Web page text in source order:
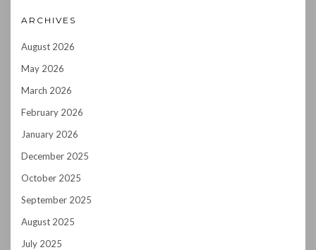
ARCHIVES
August 2026
May 2026
March 2026
February 2026
January 2026
December 2025
October 2025
September 2025
August 2025
July 2025